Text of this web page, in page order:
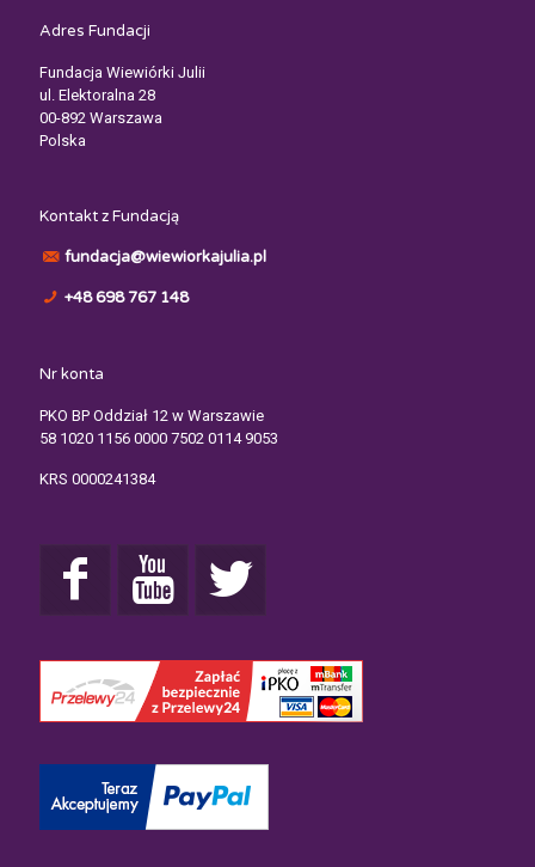
Adres Fundacji
Fundacja Wiewiórki Julii
ul. Elektoralna 28
00-892 Warszawa
Polska
Kontakt z Fundacją
fundacja@wiewiorkajulia.pl
+48 698 767 148
Nr konta
PKO BP Oddział 12 w Warszawie
58 1020 1156 0000 7502 0114 9053
KRS 0000241384